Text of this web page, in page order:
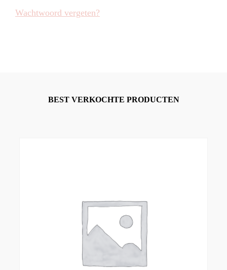
Wachtwoord vergeten?
BEST VERKOCHTE PRODUCTEN